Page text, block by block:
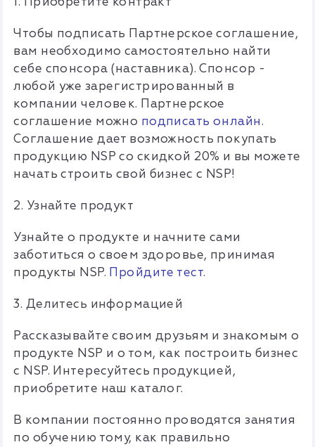
Чтобы подписать Партнерское соглашение,
вам необходимо самостоятельно найти
себе спонсора (наставника). Спонсор -
любой уже зарегистрированный в
компании человек. Партнерское
соглашение можно подписать онлайн.
Соглашение дает возможность покупать
продукцию NSP со скидкой 20% и вы можете
начать строить свой бизнес с NSP!
2. Узнайте продукт
Узнайте о продукте и начните сами
заботиться о своем здоровье, принимая
продукты NSP. Пройдите тест.
3. Делитесь информацией
Рассказывайте своим друзьям и знакомым о
продукте NSP и о том, как построить бизнес
с NSP. Интересуйтесь продукцией,
приобретите наш каталог.
В компании постоянно проводятся занятия
по обучению тому, как правильно